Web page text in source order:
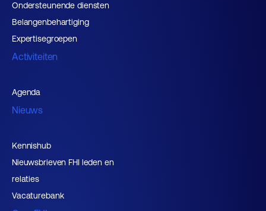
Ondersteunende diensten
Belangenbehartiging
Expertisegroepen
Activiteiten
Agenda
Nieuws
Kennishub
Nieuwsbrieven FHI leden en
relaties
Vacaturebank